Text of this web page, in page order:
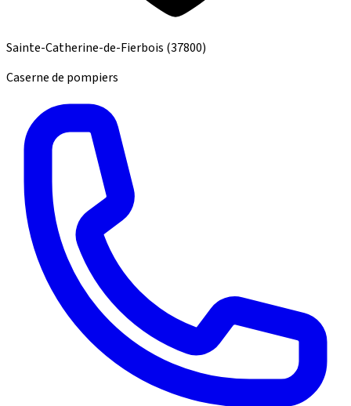
Sainte-Catherine-de-Fierbois (37800)
Caserne de pompiers